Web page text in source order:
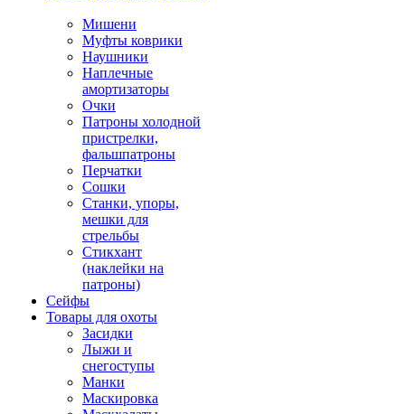
Мишени
Муфты коврики
Наушники
Наплечные
амортизаторы
Очки
Патроны холодной
пристрелки,
фальшпатроны
Перчатки
Сошки
Станки, упоры,
мешки для
стрельбы
Стикхант
(наклейки на
патроны)
Сейфы
Товары для охоты
Засидки
Лыжи и
снегоступы
Манки
Маскировка